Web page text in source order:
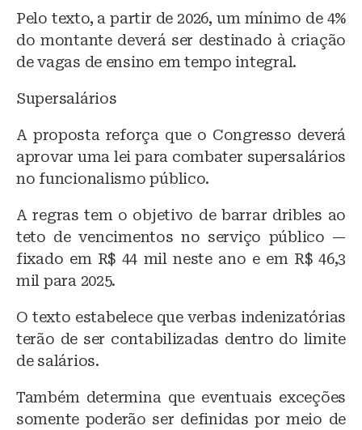
Pelo texto, a partir de 2026, um mínimo de 4%
do montante deverá ser destinado à criação
de vagas de ensino em tempo integral.
Supersalários
A proposta reforça que o Congresso deverá
aprovar uma lei para combater supersalários
no funcionalismo público.
A regras tem o objetivo de barrar dribles ao
teto de vencimentos no serviço público —
fixado em R$ 44 mil neste ano e em R$ 46,3
mil para 2025.
O texto estabelece que verbas indenizatórias
terão de ser contabilizadas dentro do limite
de salários.
Também determina que eventuais exceções
somente poderão ser definidas por meio de